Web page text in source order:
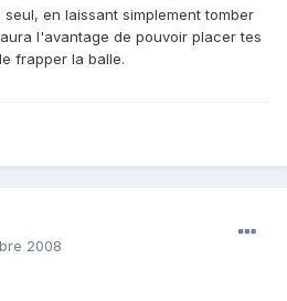
en laissant simplement tomber
l'avantage de pouvoir placer tes
frapper la balle.
2008